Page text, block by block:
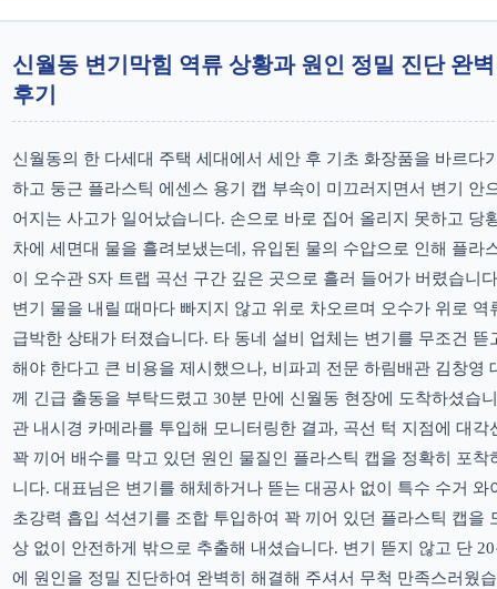
신월동 변기막힘 역류 상황과 원인 정밀 진단 완
후기
신월동의 한 다세대 주택 세대에서 세안 후 기초 화장품을 바르다
하고 둥근 플라스틱 에센스 용기 캡 부속이 미끄러지면서 변기 안
어지는 사고가 일어났습니다. 손으로 바로 집어 올리지 못하고 당
차에 세면대 물을 흘려보냈는데, 유입된 물의 수압으로 인해 플라
이 오수관 S자 트랩 곡선 구간 깊은 곳으로 흘러 들어가 버렸습니
변기 물을 내릴 때마다 빠지지 않고 위로 차오르며 오수가 위로 역
급박한 상태가 터졌습니다. 타 동네 설비 업체는 변기를 무조건 뜯
해야 한다고 큰 비용을 제시했으나, 비파괴 전문 하림배관 김창영
께 긴급 출동을 부탁드렸고 30분 만에 신월동 현장에 도착하셨습
관 내시경 카메라를 투입해 모니터링한 결과, 곡선 턱 지점에 대각
꽉 끼어 배수를 막고 있던 원인 물질인 플라스틱 캡을 정확히 포착
니다. 대표님은 변기를 해체하거나 뜯는 대공사 없이 특수 수거 와
초강력 흡입 석션기를 조합 투입하여 꽉 끼어 있던 플라스틱 캡을
상 없이 안전하게 밖으로 추출해 내셨습니다. 변기 뜯지 않고 단
에 원인을 정밀 진단하여 완벽히 해결해 주셔서 무척 만족스러웠